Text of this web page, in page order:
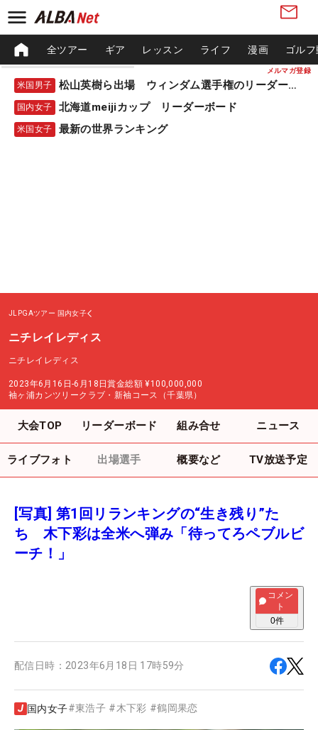
メルマガ登録
全ツアー ギア レッスン ライフ 漫画 ゴル
米国男子 松山英樹ら出場 ウィンダム選手権のリーダーボード
国内女子 北海道meijiカップ リーダーボード
米国女子 最新の世界ランキング
JLPGAツアー 国内女子
ニチレイレディス
ニチレイレディス
2023年6月16日-6月18日賞金総額 ¥100,000,000
袖ヶ浦カンツリークラブ・新袖コース（千葉県）
大会TOP リーダーボード 組み合せ ニュース
ライブフォト 出場選手 概要など TV放送予定
[写真] 第1回リランキングの“生き残り”た
ち 木下彩は全米へ弾み「待ってろペブルビ
ーチ！」
コメン
ト
0件
配信日時： 2023年6月18日 17時59分
国内女子#東浩子 #木下彩 #鶴岡果恋